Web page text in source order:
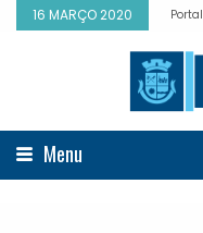
16 MARÇO 2020 Portal
Menu